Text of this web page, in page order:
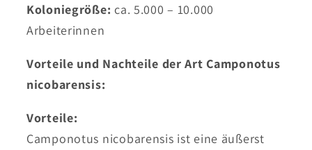
Koloniegröße: ca. 5.000 – 10.000
Arbeiterinnen
Vorteile und Nachteile der Art Camponotus
nicobarensis:
Vorteile:
Camponotus nicobarensis ist eine äußerst